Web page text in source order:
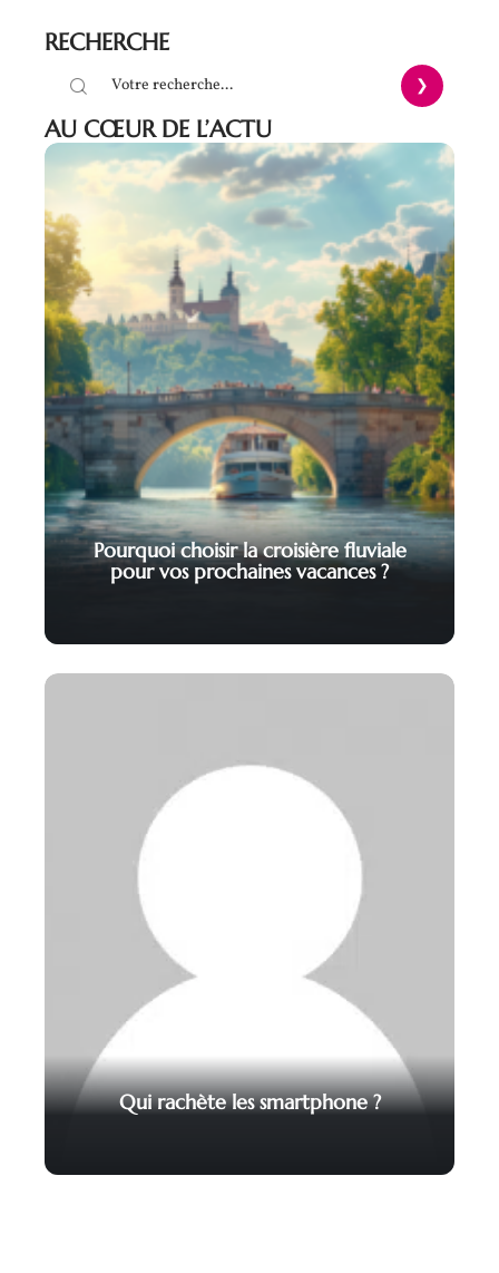
RECHERCHE
AU CŒUR DE L’ACTU
Pourquoi choisir la croisière fluviale
pour vos prochaines vacances ?
Qui rachète les smartphone ?